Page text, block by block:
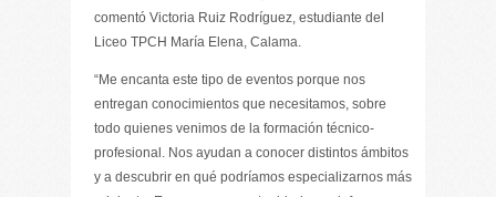
comentó Victoria Ruiz Rodríguez, estudiante del
Liceo TPCH María Elena, Calama.
“Me encanta este tipo de eventos porque nos
entregan conocimientos que necesitamos, sobre
todo quienes venimos de la formación técnico-
profesional. Nos ayudan a conocer distintos ámbitos
y a descubrir en qué podríamos especializarnos más